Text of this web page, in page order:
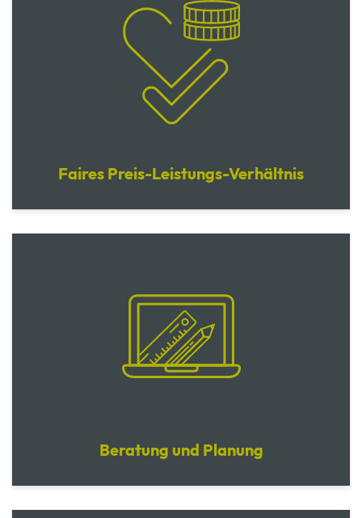
Faires Preis-Leistungs-Verhältnis
Beratung und Planung